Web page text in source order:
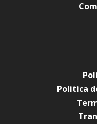
Politica